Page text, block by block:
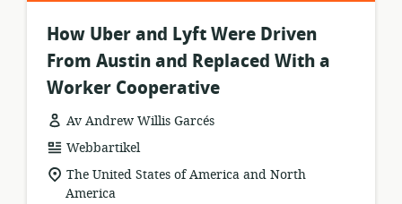
How Uber and Lyft Were Driven
From Austin and Replaced With a
Worker Cooperative
Av Andrew Willis Garcés
resursformat:
Webbartikel
relevant
plats:
The United States of America and North
America